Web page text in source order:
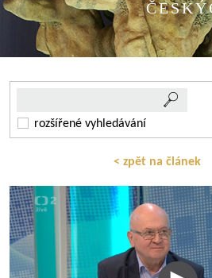
rozšířené vyhledávání
< zpět na článek